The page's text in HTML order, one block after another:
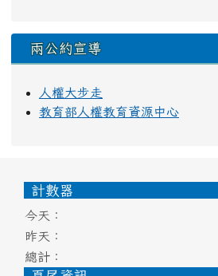
兩公約宣導
人權大步走
教育部人權教育資源中心
頁尾區域內容
計數器
今天：
昨天：
總計：